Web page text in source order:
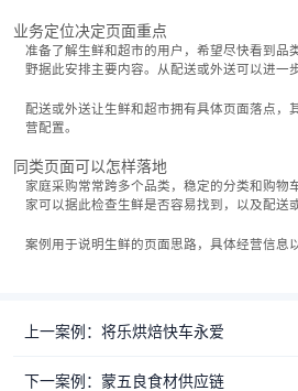
业务定位决定页面重点
准备了解生鲜和超市的用户，希望尽快看到品
野据此安排主要内容。从配送或外送可以进一
配送或外送让生鲜和超市拥有具体页面落点，
营配置。
同类页面可以怎样落地
家庭采购常常跨多个品类，稳定的分类和购物
家可以据此检查生鲜是否容易找到，以及配送
案例用于说明生鲜的页面思路，具体经营信息
上一案例：将乐烘焙快车永爱
下一案例：蒙五良食材供应链